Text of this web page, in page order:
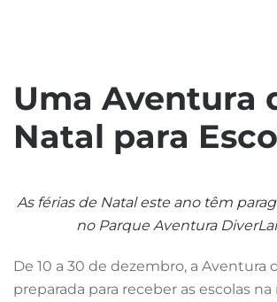
Uma Aventura
Natal para
As férias de Natal este ano têm
no Parque Aventura
De 10 a 30 de dezembro, a Aventura
preparada para receber as escolas